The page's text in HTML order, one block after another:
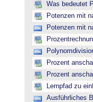
Was bedeutet
Potenzen mit
Potenzen mit
Prozent
Prozent
Lernpfad zu
Ausführliches